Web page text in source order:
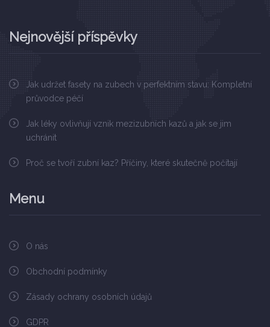
Nejnovější příspěvky
Jak udržet fasety na zubech v perfektním stavu: Kompletní
průvodce péčí
Jak léky ovlivňují vznik mezizubních kazů a jak se jim
uchránit
Proč se tvoří zubní kaz? Příčiny, které skutečně počítají
Menu
O nás
Obchodní podmínky
Zásady ochrany osobních údajů
GDPR